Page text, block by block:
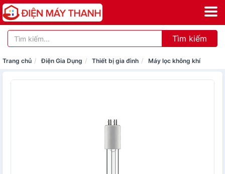
Tìm kiếm
Trang chủ Điện Gia Dụng Thiết bị gia đình Máy lọc không khí